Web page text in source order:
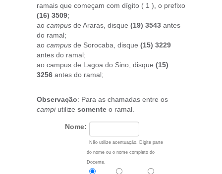
ramais que começam com dígito ( 1 ), o prefixo
(16) 3509;
ao campus de Araras, disque (19) 3543 antes
do ramal;
ao campus de Sorocaba, disque (15) 3229
antes do ramal;
ao campus de Lagoa do Sino, disque (15)
3256 antes do ramal;
Observação: Para as chamadas entre os
campiutilize somente o ramal.
Nome:
Não utilize acentuação. Digite parte
do nome ou o nome completo do
Docente.